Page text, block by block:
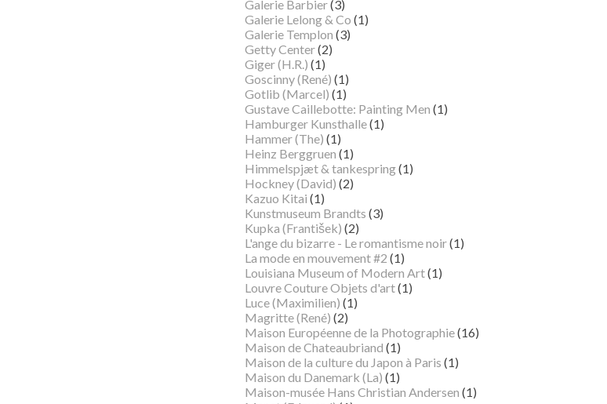
Galerie Barbier(3)
Galerie Lelong & Co (1)
Galerie Templon (3)
Getty Center(2)
Giger (H.R.) (1)
Goscinny (René) (1)
Gotlib (Marcel) (1)
Gustave Caillebotte: Painting Men (1)
Hamburger Kunsthalle(1)
Hammer (The) (1)
Heinz Berggruen (1)
Himmelspjæt & tankespring(1)
Hockney (David) (2)
Kazuo Kitai (1)
Kunstmuseum Brandts (3)
Kupka (František) (2)
L'ange du bizarre - Le romantisme noir(1)
La mode en mouvement #2 (1)
Louisiana Museum of Modern Art(1)
Louvre Couture Objets d'art(1)
Luce (Maximilien) (1)
Magritte (René) (2)
Maison Européenne de la Photographie(16)
Maison de Chateaubriand (1)
Maison de la culture du Japon à Paris (1)
Maison du Danemark (La) (1)
Maison-musée Hans Christian Andersen (1)